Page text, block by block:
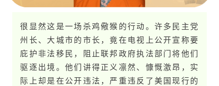
很显然这是一场杀鸡儆猴的行动。许多民主党
州长、大城市的市长，竟在电视上公开宣称要
庇护非法移民，阻止联邦政府执法部门将他们
驱逐出境。他们讲得正义凛然、慷慨激昂，实
际上却是在公开违法，严重违反了美国现行的